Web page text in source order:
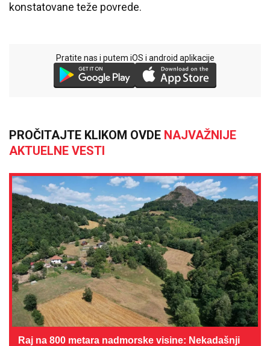
konstatovane teže povrede.
Pratite nas i putem iOS i android aplikacije
PROČITAJTE KLIKOM OVDE NAJVAŽNIJE
AKTUELNE VESTI
Raj na 800 metara nadmorske visine: Nekadašnji